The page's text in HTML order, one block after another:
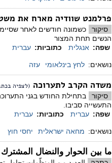
פרלמנט שוודיה מארח את
סיקור
כשמונה חודשים לאחר
הנשים תחת המצור ​
שפה: אנגלית כתוביות: עברית
נושאים: לחץ בינלאומי עזה
משדה הקרב לתערוכה (לצפיה
סיקור
התעשייה סביבו.
שפה: עברית כתוביות: עברית
נושאים: מחאה ישראלית יחסי חוץ
ما بين الحوار والنضال المشترك